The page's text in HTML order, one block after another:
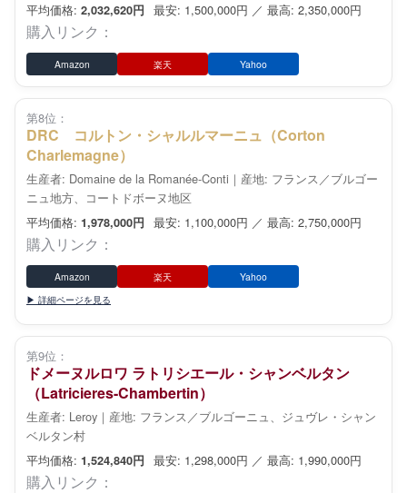
平均価格: 2,032,620円 最安: 1,500,000円 ／ 最高: 2,350,000円
購入リンク：
Amazon 楽天 Yahoo
第8位：
DRC コルトン・シャルルマーニュ（Corton
Charlemagne）
生産者: Domaine de la Romanée-Conti｜産地: フランス／ブルゴー
ニュ地方、コートドボーヌ地区
平均価格: 1,978,000円 最安: 1,100,000円 ／ 最高: 2,750,000円
購入リンク：
Amazon 楽天
Yahoo
▶ 詳細ページを見る
第9位：
ドメーヌルロワ ラトリシエール・シャンベルタン
（Latricieres-Chambertin）
生産者: Leroy｜産地: フランス／ブルゴーニュ、ジュヴレ・シャン
ベルタン村
平均価格: 1,524,840円 最安: 1,298,000円 ／ 最高: 1,990,000円
購入リンク：